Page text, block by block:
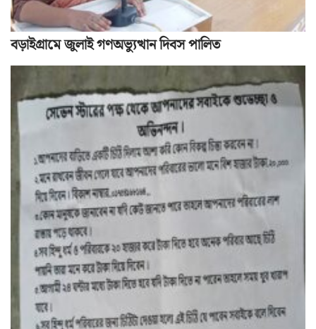
বড়াইগ্রামে জুলাই গণঅভ্যুত্থান দিবস পালিত